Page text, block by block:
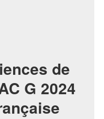
de
G 2024